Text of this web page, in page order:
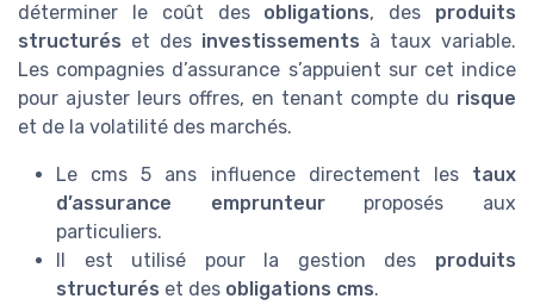
déterminer le coût des obligations, des produits
structurés et des investissements à taux variable.
Les compagnies d’assurance s’appuient sur cet indice
pour ajuster leurs offres, en tenant compte du risque
et de la volatilité des marchés.
Le cms 5 ans influence directement les taux
d’assurance emprunteurproposés aux
particuliers.
Il est utilisé pour la gestion des produits
structurés et des obligations cms.